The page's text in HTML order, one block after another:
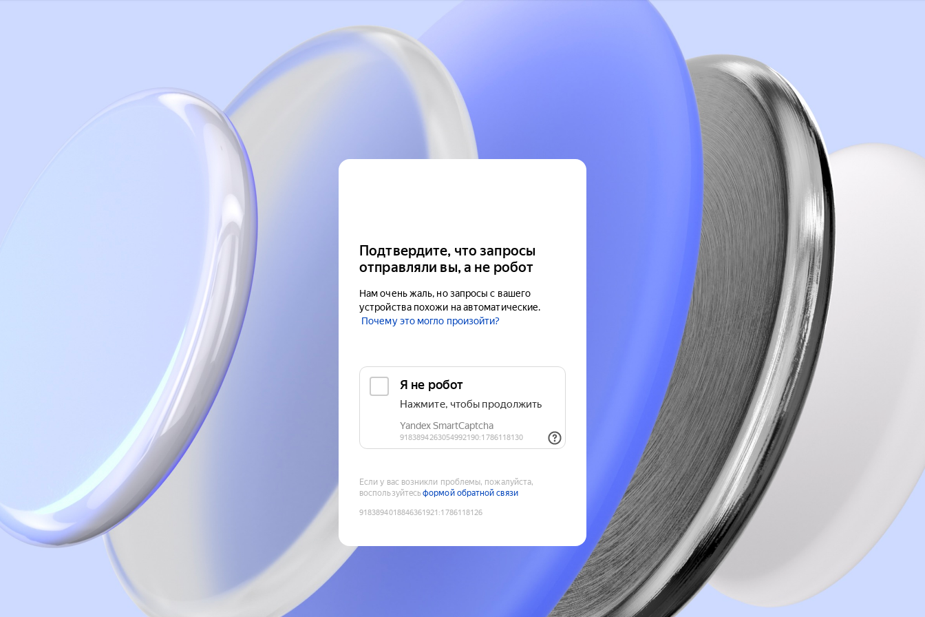
Подтвердите, что запросы
отправляли вы, а не робот
Нам очень жаль, но запросы с вашего
устройства похожи на автоматические.
Почему это могло произойти?
Если у вас возникли проблемы, пожалуйста,
воспользуйтесьформой обратной связи
9183894018846361921 :1786118126